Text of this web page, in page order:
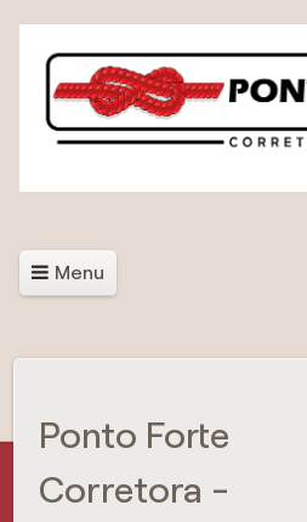
Menu
Ponto Forte
Corretora -